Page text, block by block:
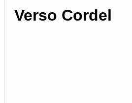
Verso Cordel